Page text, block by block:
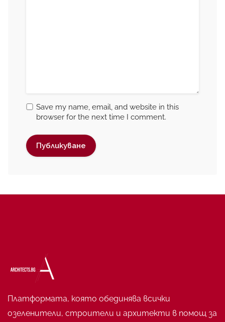
Save my name, email, and website in this
browser for the next time I comment.
Платформата, която обединява всички
озеленители, строители и архитекти в помощ за